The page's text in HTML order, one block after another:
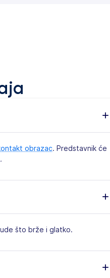
obrazac. Predstavnik će
što brže i glatko.